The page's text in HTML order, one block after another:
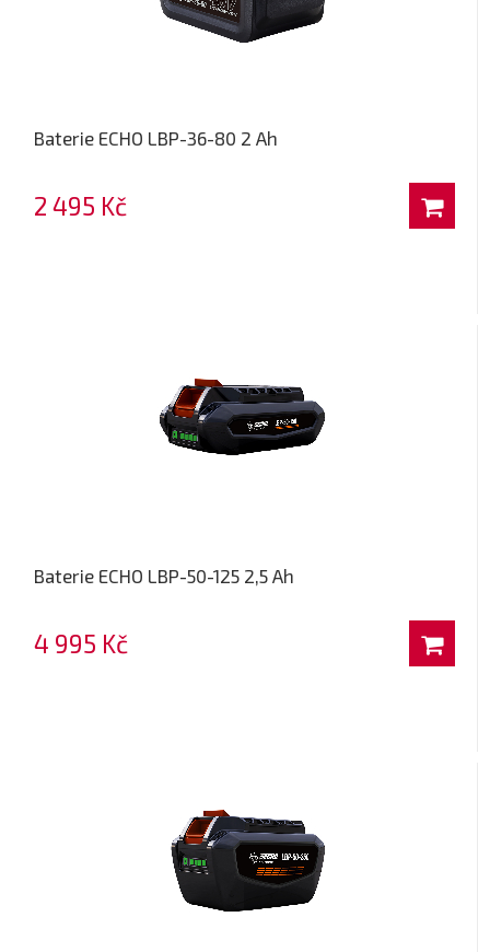
Baterie ECHO LBP-36-80 2 Ah
2 495 Kč
Baterie ECHO LBP-50-125 2,5 Ah
4 995 Kč